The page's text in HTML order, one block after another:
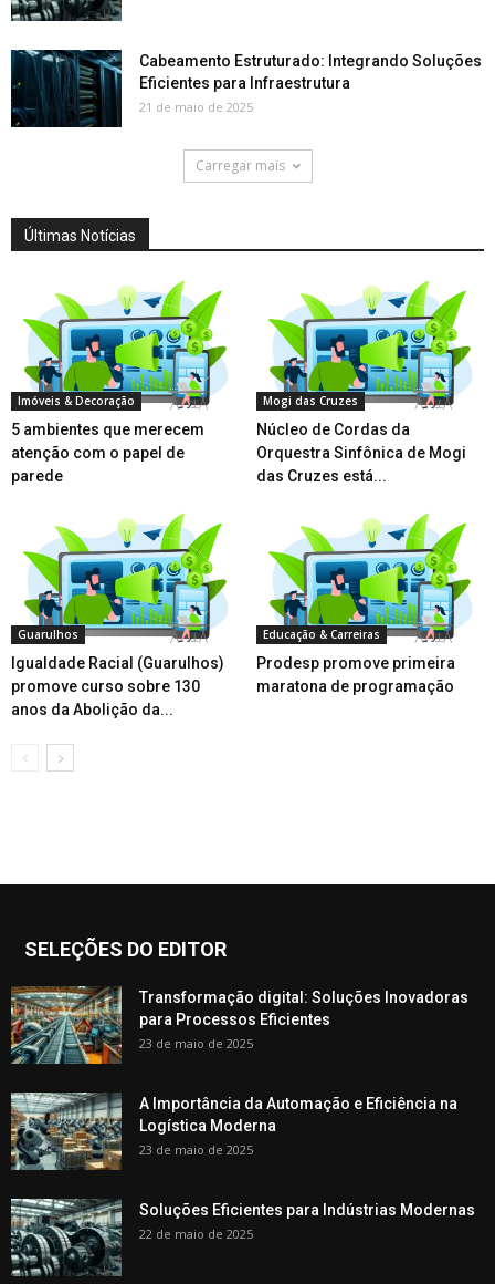
Cabeamento Estruturado: Integrando Soluções
Eficientes para Infraestrutura
21 de maio de 2025
Carregar mais
Últimas Notícias
Imóveis & Decoração
5 ambientes que merecem
atenção com o papel de
parede
Mogi das Cruzes
Núcleo de Cordas da
Orquestra Sinfônica de Mogi
das Cruzes está...
Guarulhos
Igualdade Racial (Guarulhos)
promove curso sobre 130
anos da Abolição da...
Educação & Carreiras
Prodesp promove primeira
maratona de programação
SELEÇÕES DO EDITOR
Transformação digital: Soluções Inovadoras
para Processos Eficientes
23 de maio de 2025
A Importância da Automação e Eficiência na
Logística Moderna
23 de maio de 2025
Soluções Eficientes para Indústrias Modernas
22 de maio de 2025